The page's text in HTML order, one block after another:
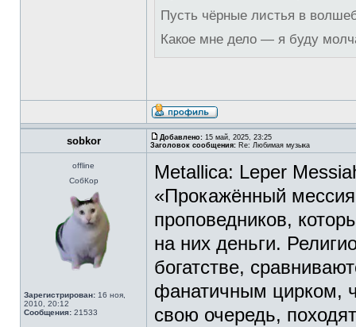
Пусть чёрные листья в
Какое мне дело — я буду
sobkor Добавлено: 15 май, 2025, 23:25
Заголовок сообщения: Re: Любимая музыка
offline
СобКор
Зарегистрирован: 16 ноя,
2010, 20:12
Сообщения: 21533
Metallica: Leper
«Прокажённый
проповедников,
на них деньги.
богатстве,
фанатичным цирком,
свою очередь,